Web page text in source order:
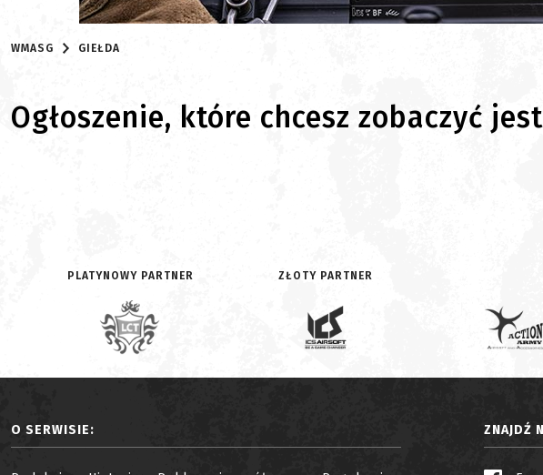
WMASG GIEŁDA
Ogłoszenie, które chcesz zobaczyć
PLATYNOWY PARTNER ZŁOTY PARTNER
O SERWISIE: ZNAJDŹ